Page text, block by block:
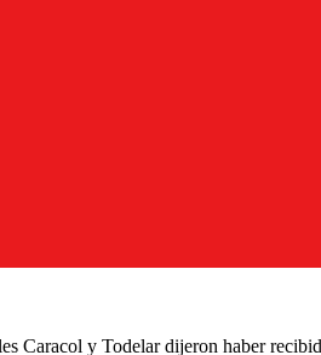
Caracol y Todelar dijeron haber